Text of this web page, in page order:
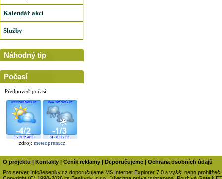
Kalendář akcí
Služby
Náhodný tip
Počasí
Předpověď počasí
zdroj: meteopress.cz
O projektu Kontakty Ceník reklamy Doporučujeme
Ochrana osobních údajů
Pro server InfoJeseniky.cz doporučujeme MS Internet Explorer 7.0 a vyšší nebo prohlížeč